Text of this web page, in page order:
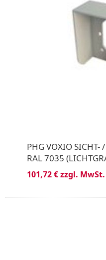
PHG VOXIO SICHT-
RAL 7035
101,72 € zzgl. MwSt.